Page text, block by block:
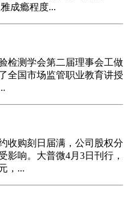
成瘾程度...
检测学会第二届理事会工做
全国市场监管职业教育讲授
收购刻日届满，公司股权分
影响。大普微4月3日刊行，
，...